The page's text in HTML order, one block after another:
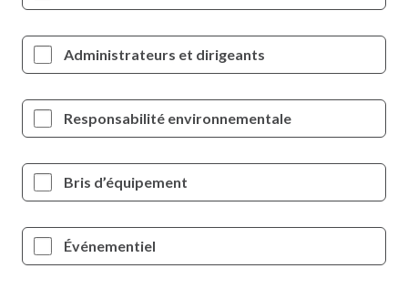
Administrateurs et dirigeants
Responsabilité environnementale
Bris d’équipement
Événementiel